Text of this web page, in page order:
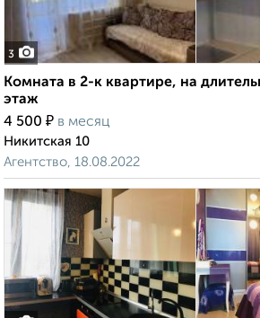
3
Комната в 2-к квартире, на
этаж
4 500 ₽ в месяц
Никитская 10
Агентство, 18.08.2022